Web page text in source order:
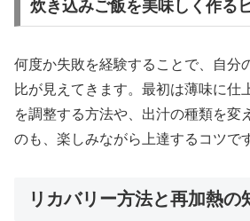
炊き込みご飯を美味しく作る
何度か失敗を経験することで、自分
比が見えてきます。最初は薄味に仕
を調整する方法や、出汁の種類を変
のも、楽しみながら上達するコツで
リカバリー方法と再加熱の